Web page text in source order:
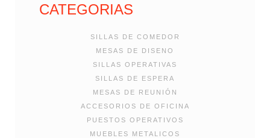
CATEGORIAS
SILLAS DE COMEDOR
MESAS DE DISENO
SILLAS OPERATIVAS
SILLAS DE ESPERA
MESAS DE REUNIÓN
ACCESORIOS DE OFICINA
PUESTOS OPERATIVOS
MUEBLES METALICOS